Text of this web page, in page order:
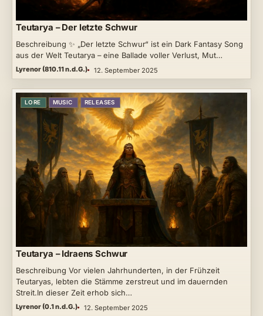
Teutarya – Der letzte Schwur
Beschreibung ✨ „Der letzte Schwur“ ist ein Dark Fantasy Song
aus der Welt Teutarya – eine Ballade voller Verlust, Mut…
Lyrenor (810.11 n.d.G.) 12. September 2025
LORE MUSIC RELEASES
Teutarya – Idraens Schwur
Beschreibung Vor vielen Jahrhunderten, in der Frühzeit
Teutaryas, lebten die Stämme zerstreut und im dauernden
Streit.In dieser Zeit erhob sich…
Lyrenor (0.1 n.d.G.) 12. September 2025